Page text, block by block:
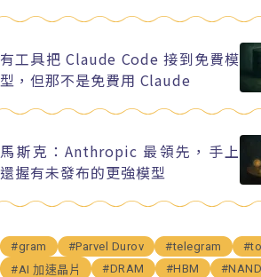
有工具把 Claude Code 接到免費模
型，但那不是免費用 Claude
馬斯克：Anthropic 最領先，手上
還握有未發布的更強模型
#gram #Parvel Durov #telegram
#AI 加速晶片
#DRAM #HBM